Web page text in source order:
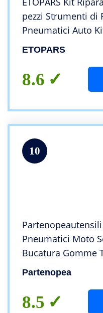
pezzi Strumenti di
Pneumatici Auto
Gomme
ETOPARS
8.6
10
Pneumatici Moto
Bucatura Gomme
Ricarica
d’Aria Moto Auto
bombolette CO2
Partenopea
8.5